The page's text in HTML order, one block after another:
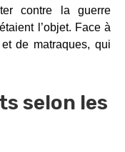
contre la guerre
l’objet. Face à
de matraques, qui
selon les